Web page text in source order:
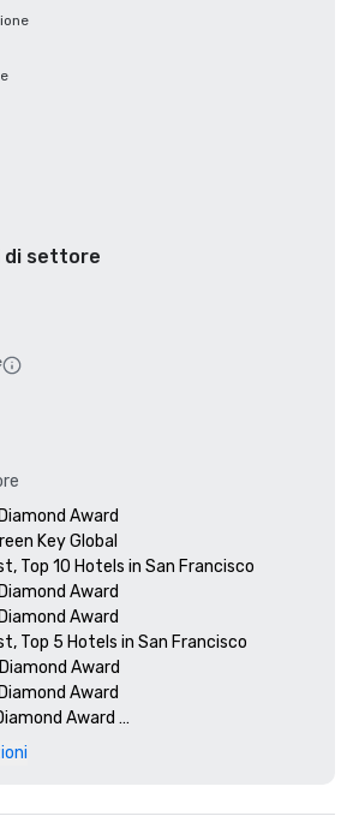
di settore
Award
Key Global
Top 10 Hotels in San Francisco
Award
Award
Top 5 Hotels in San Francisco
Award
Award
Award
21 Best Hotels in San Francisco